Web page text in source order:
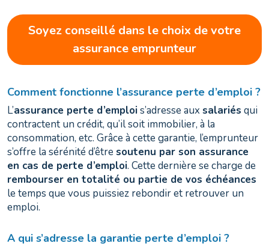
Soyez conseillé dans le choix de votre
assurance emprunteur
Comment fonctionne l’assurance perte d’emploi ?
L’assurance perte d’emplois’adresse aux salariés qui
contractent un crédit, qu’il soit immobilier, à la
consommation, etc. Grâce à cette garantie, l’emprunteur
s’offre la sérénité d’êtresoutenu par son assurance
en cas de perte d’emploi. Cette dernière se charge de
rembourser en totalité ou partie de vos échéances
le temps que vous puissiez rebondir et retrouver un
emploi.
A qui s’adresse la garantie perte d’emploi ?